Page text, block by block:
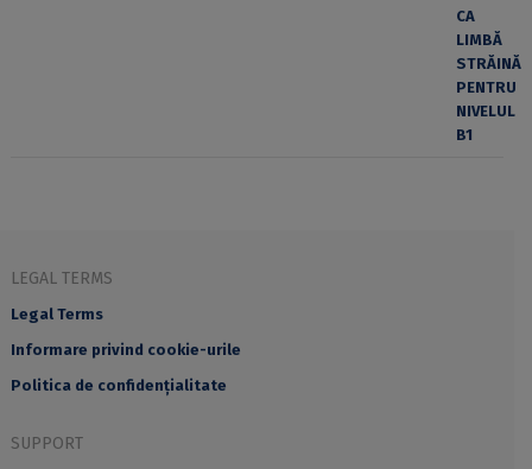
LEGAL TERMS
Legal Terms
Informare privind cookie-urile
Politica de confidențialitate
SUPPORT